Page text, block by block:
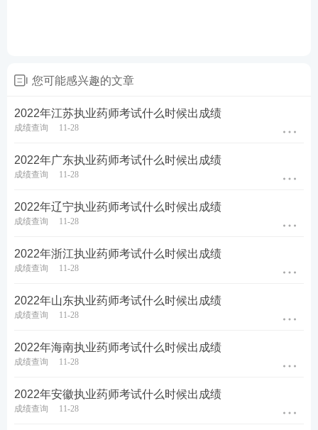
您可能感兴趣的文章
2022年江苏执业药师考试什么时候出成绩
成绩查询 11-28
2022年广东执业药师考试什么时候出成绩
成绩查询 11-28
2022年辽宁执业药师考试什么时候出成绩
成绩查询 11-28
2022年浙江执业药师考试什么时候出成绩
成绩查询 11-28
2022年山东执业药师考试什么时候出成绩
成绩查询 11-28
2022年海南执业药师考试什么时候出成绩
成绩查询 11-28
2022年安徽执业药师考试什么时候出成绩
成绩查询 11-28